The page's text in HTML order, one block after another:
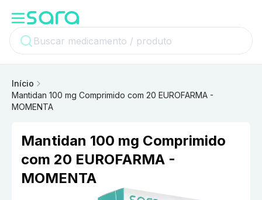
Início
Mantidan 100 mg Comprimido com 20 EUROFARMA -
MOMENTA
Mantidan 100 mg Comprimido
com 20 EUROFARMA -
MOMENTA